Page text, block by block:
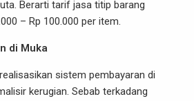
Berarti tarif jasa titip barang
– Rp 100.000 per item.
di Muka
sistem pembayaran di
kerugian. Sebab terkadang